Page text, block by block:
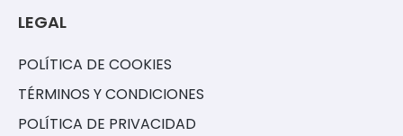
LEGAL
POLÍTICA DE COOKIES
TÉRMINOS Y CONDICIONES
POLÍTICA DE PRIVACIDAD